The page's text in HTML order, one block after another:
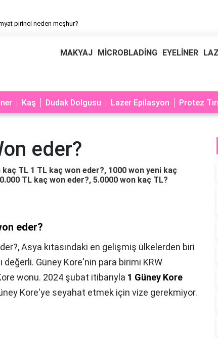
pirinci neden meşhur?
MAKYAJ MİCROBLADİNG EYELİNER
Kaş Dudak Dolgusu Lazer Epilasyon Protez
eder?
TL 1 TL kaç won eder?, 1000 won yeni kaç
TL kaç won eder?, 5.0000 won kaç TL?
eder?
Asya kıtasındaki en gelişmiş ülkelerden biri
değerli. Güney Kore'nin para birimi KRW
wonu. 2024 şubat itibarıyla 1 Güney Kore
Kore'ye seyahat etmek için vize gerekmiyor.